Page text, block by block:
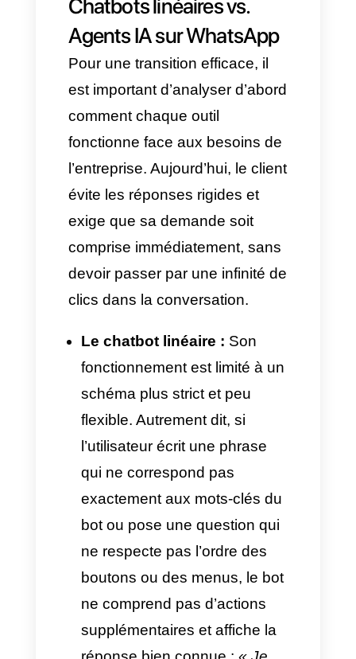
d’obtenir une capacité de
résolution immédiate, en
complexessans perdre en
naturel.
Dans cet article, nous
analyserons l’évolution de
l’automatisation avec les Agents
IA sur WhatsApp, comment les
comment ils transforment la
conversion commerciale.
Évolution technologique :
Chatbots linéaires vs.
Agents IA sur WhatsApp
Pour une transition efficace, il
est important d’analyser d’abord
comment chaque outil